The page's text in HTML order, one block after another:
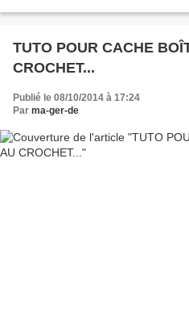
TUTO POUR CACHE
CROCHET...
Publié le 08/10/2014 à 17:24
Par ma-ger-de